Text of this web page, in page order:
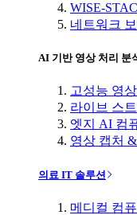
WISE-
네트워크 보
AI 기반 영상 처리 분
고성능 영
라이브 스
엣지 AI 컴
영상 캡처
의료 IT 솔루션
메디컬 컴